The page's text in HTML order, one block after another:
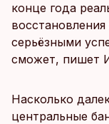
конце года
серьёзными
сможет, пишет
Насколько
центральные